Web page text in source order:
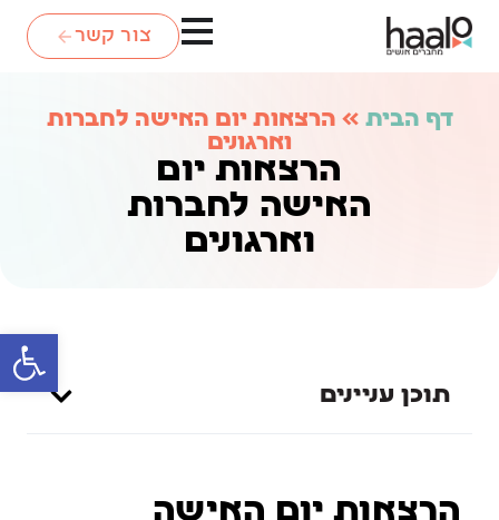
פתח
צור קשר
דף הבית » הרצאות יום האישה לחברות
וארגונים
הרצאות יום
האישה לחברות
וארגונים
תוכן עניינים